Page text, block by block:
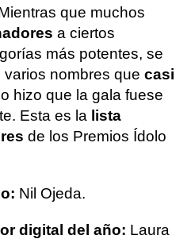
que muchos
a ciertos
más potentes, se
nombres que casi
hizo que la gala fuese
Esta es la lista
de los Premios Ídolo
Nil Ojeda.
digital del año: Laura